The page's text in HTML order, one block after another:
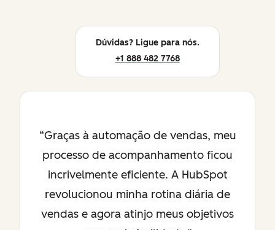
Dúvidas? Ligue para nós.
+1 888 482 7768
Graças à automação de vendas, meu
processo de acompanhamento ficou
incrivelmente eficiente. A HubSpot
revolucionou minha rotina diária de
vendas e agora atinjo meus objetivos